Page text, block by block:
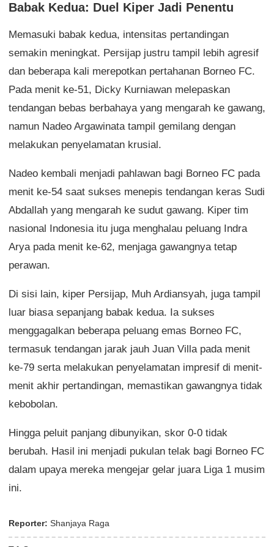
Babak Kedua: Duel Kiper Jadi Penentu
Memasuki babak kedua, intensitas pertandingan
semakin meningkat. Persijap justru tampil lebih agresif
dan beberapa kali merepotkan pertahanan Borneo FC.
Pada menit ke-51, Dicky Kurniawan melepaskan
tendangan bebas berbahaya yang mengarah ke gawang,
namun Nadeo Argawinata tampil gemilang dengan
melakukan penyelamatan krusial.
Nadeo kembali menjadi pahlawan bagi Borneo FC pada
menit ke-54 saat sukses menepis tendangan keras Sudi
Abdallah yang mengarah ke sudut gawang. Kiper tim
nasional Indonesia itu juga menghalau peluang Indra
Arya pada menit ke-62, menjaga gawangnya tetap
perawan.
Di sisi lain, kiper Persijap, Muh Ardiansyah, juga tampil
luar biasa sepanjang babak kedua. Ia sukses
menggagalkan beberapa peluang emas Borneo FC,
termasuk tendangan jarak jauh Juan Villa pada menit
ke-79 serta melakukan penyelamatan impresif di menit-
menit akhir pertandingan, memastikan gawangnya tidak
kebobolan.
Hingga peluit panjang dibunyikan, skor 0-0 tidak
berubah. Hasil ini menjadi pukulan telak bagi Borneo FC
dalam upaya mereka mengejar gelar juara Liga 1 musim
ini.
Reporter: Shanjaya Raga